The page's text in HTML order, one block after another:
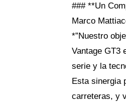
### **Un
Marco
*”Nuestro
Vantage GT3
serie y la
Esta sinergia
carreteras, y